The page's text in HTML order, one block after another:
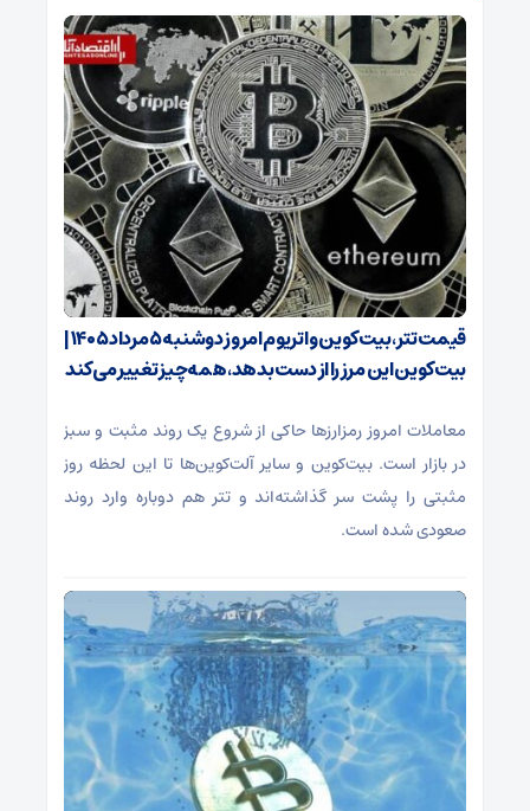
قیمت تتر، بیت‌کوین و اتریوم امروز دوشنبه ۵ مرداد ۱۴۰۵ |
بیت‌کوین این مرز را از دست بدهد، همه‌چیز تغییر می‌کند
معاملات امروز رمزارز‌ها حاکی از شروع یک روند مثبت و سبز
در بازار است. بیت‌کوین و سایر آلت‌کوین‌ها تا این لحظه روز
مثبتی را پشت سر گذاشته‌اند و تتر هم دوباره وارد روند
صعودی شده است.